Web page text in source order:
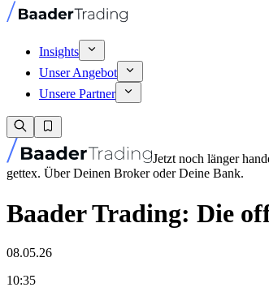
Insights
Unser Angebot
Unsere Partner
Jetzt noch länger
gettex. Über Deinen Broker oder Deine Bank.
Baader Trading: Die
08.05.26
10:35